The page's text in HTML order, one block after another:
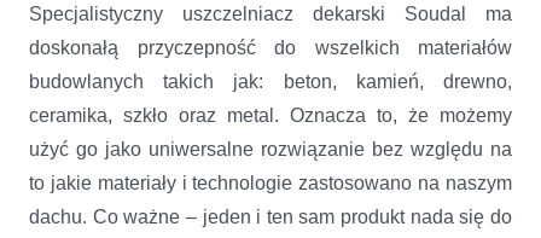
Specjalistyczny uszczelniacz dekarski Soudal ma
doskonałą przyczepność do wszelkich materiałów
budowlanych takich jak: beton, kamień, drewno,
ceramika, szkło oraz metal. Oznacza to, że możemy
użyć go jako uniwersalne rozwiązanie bez względu na
to jakie materiały i technologie zastosowano na naszym
dachu. Co ważne – jeden i ten sam produkt nada się do